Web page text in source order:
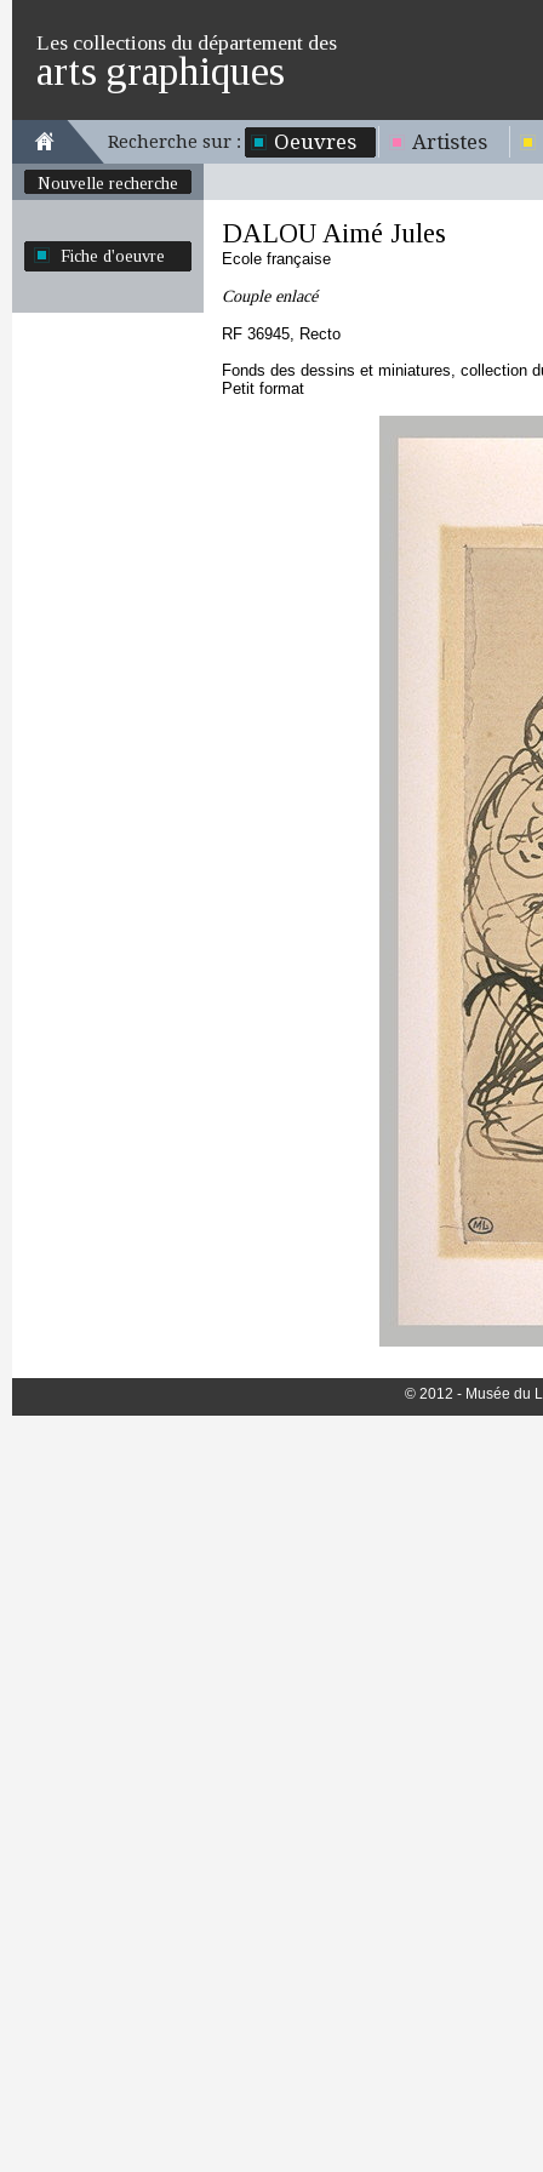
Les collections du département des
arts graphiques
Recherche sur : Oeuvres Artistes
Nouvelle recherche
Fiche d'oeuvre
DALOU Aimé Jules
Ecole française
Couple enlacé
RF 36945, Recto
Fonds des dessins et miniatures, collection
Petit format
© 2012 - Musée du